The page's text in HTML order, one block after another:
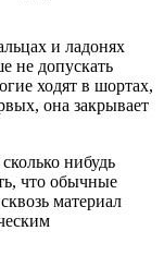
и ладонях
не допускать
ходят в шортах,
она закрывает
нибудь
что обычные
материал